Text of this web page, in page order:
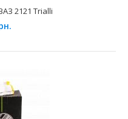
ВАЗ-2123 "Niva
2121 Trialli